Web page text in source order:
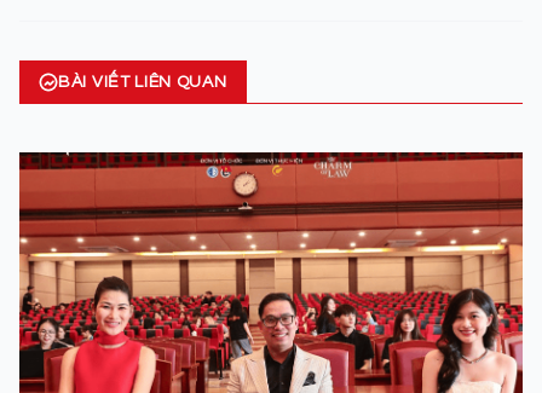
BÀI VIẾT LIÊN QUAN